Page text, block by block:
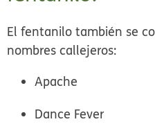
El fentanilo también se
nombres callejeros:
Apache
Dance Fever